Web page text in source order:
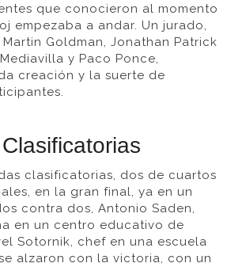
que conocieron al momento
empezaba a andar. Un jurado,
Goldman, Jonathan Patrick
y Paco Ponce,
creación y la suerte de
clasificatorias, dos de cuartos
en la gran final, ya en un
contra dos, Antonio Saden,
en un centro educativo de
Sotornik, chef en una escuela
alzaron con la victoria, con un